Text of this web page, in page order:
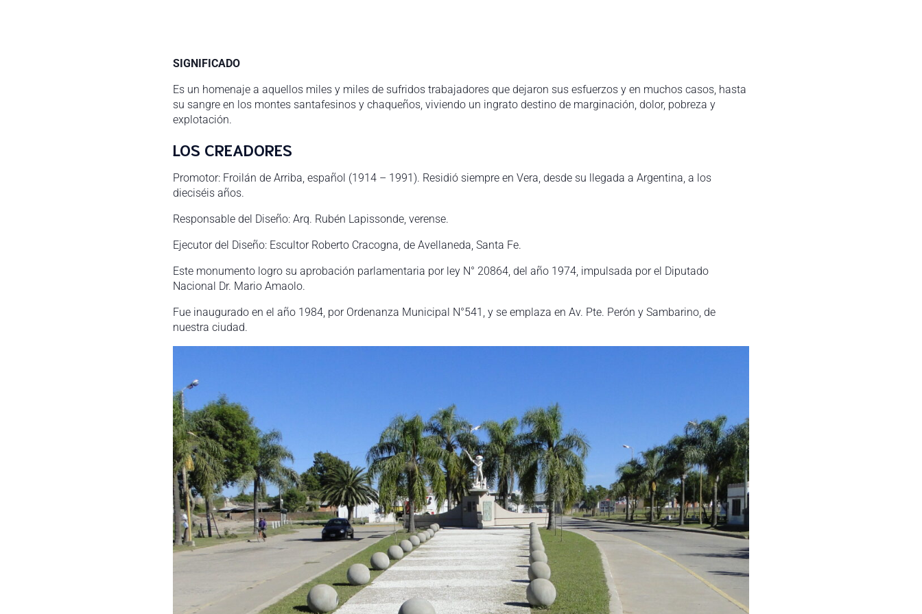
SIGNIFICADO
Es un homenaje a aquellos miles y miles de sufridos trabajadores que dejaron sus esfuerzos y en muchos casos, hasta
su sangre en los montes santafesinos y chaqueños, viviendo un ingrato destino de marginación, dolor, pobreza y
explotación.
LOS CREADORES
Promotor: Froilán de Arriba, español (1914 – 1991). Residió siempre en Vera, desde su llegada a Argentina, a los
dieciséis años.
Responsable del Diseño: Arq. Rubén Lapissonde, verense.
Ejecutor del Diseño: Escultor Roberto Cracogna, de Avellaneda, Santa Fe.
Este monumento logro su aprobación parlamentaria por ley N° 20864, del año 1974, impulsada por el Diputado
Nacional Dr. Mario Amaolo.
Fue inaugurado en el año 1984, por Ordenanza Municipal N°541, y se emplaza en Av. Pte. Perón y Sambarino, de
nuestra ciudad.